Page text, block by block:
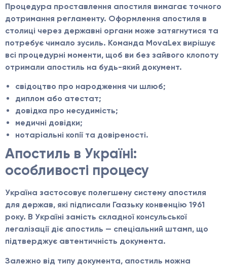
Процедура проставлення апостиля вимагає точного
дотримання регламенту. Оформлення апостиля в
столиці через державні органи може затягнутися та
потребує чимало зусиль. Команда MovaLex вирішує
всі процедурні моменти, щоб ви без зайвого клопоту
отримали апостиль на будь-який документ.
свідоцтво про народження чи шлюб;
диплом або атестат;
довідка про несудимість;
медичні довідки;
нотаріальні копії та довіреності.
Апостиль в Україні:
особливості процесу
Україна застосовує полегшену систему апостиля
для держав, які підписали Гаазьку конвенцію 1961
року. В Україні замість складної консульської
легалізації діє апостиль — спеціальний штамп, що
підтверджує автентичність документа.
Залежно від типу документа, апостиль можна